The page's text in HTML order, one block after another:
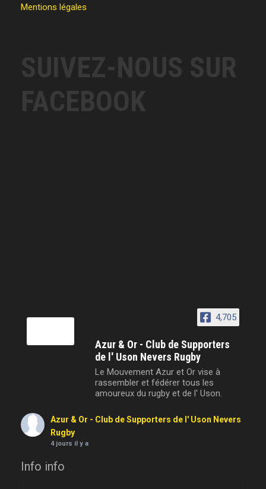
Mentions légales
SUIVEZ-NOUS SUR
FACEBOOK
4,705
Azur & Or - Club de Supporters
de l' Uson Nevers Rugby
Le Mouvement Azur et Or vise à
rassembler et fédérer tous les
amoureux du rugby et de l' Uson.
Azur & Or - Club de Supporters de l' Uson Nevers
Rugby
4 jours il y a
Info info